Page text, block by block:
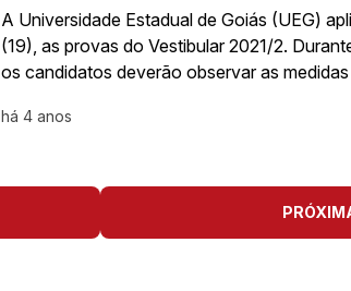
A Universidade Estadual de Goiás (UEG)
(19), as provas do Vestibular 2021/2.
os candidatos deverão observar as
há 4 anos